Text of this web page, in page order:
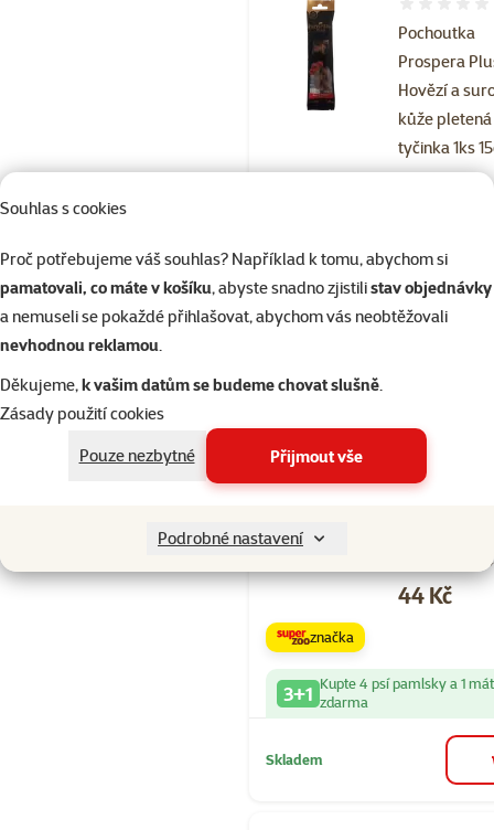
Souhlas s cookies
Proč potřebujeme váš souhlas? Například k tomu, abychom si
pamatovali, co máte v košíku, abyste snadno zjistilistav objednávky
a nemuseli se pokaždé přihlašovat, abychom vás neobtěžovali
nevhodnou reklamou.
Děkujeme,k vašim datům se budeme chovat slušně.
Zásady použití cookies
Pouze nezbytné
Přijmout vše
Podrobné nastavení
Pochoutka
Prospera
Hovězí a
kůže pletená
tyčinka 1ks
3+1
Kupte 4 psí pamlsky a 1
zdarma
Pochoutka
tyčinka 4ks
Hodnocení
Cena
44 Kč
značka
3+1 Kupte 4 psí pamlsky a 1
zdarma
Skladem